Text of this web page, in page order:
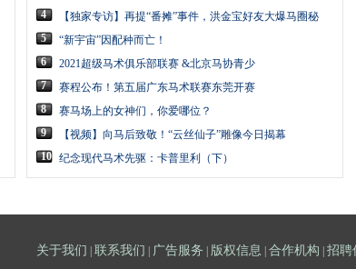
4
【独家专访】再提“番摊”事件，洪金宝好友大爆马圈秘
5
“新宇宙”因配种而亡！
6
2021超级马术俱乐部联赛 &北京马协青少
7
赛程公布！第五届广东马术联赛东莞开赛
8
赛马场上的女神们，你爱哪位？
9
【视频】向马后致敬！“云丝仙子”雕像今日揭幕
10 纪念现代马术先驱：卡普里利（下）
关于我们 联系我们 广告服务 版权信息 合作机构 招聘